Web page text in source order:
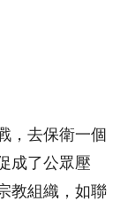
，去保衛一個
成了公眾壓
教組織，如聯